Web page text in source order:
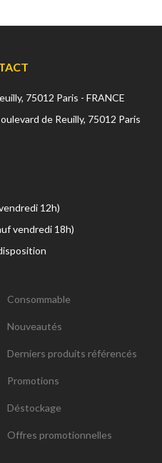
75012 Paris - FRANCE
de Reuilly, 75012 Paris
12h)
vendredi 18h)
Consommable
Nouveautés
Derniers produits référencés
Promotions
Déstockage
Offres promotionnelles